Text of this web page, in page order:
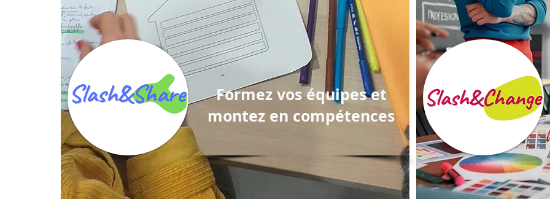
Formez vos équipes et
montez en compétences